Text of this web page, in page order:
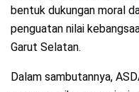
bentuk dukungan moral
penguatan nilai
Garut Selatan.
Dalam sambutannya,